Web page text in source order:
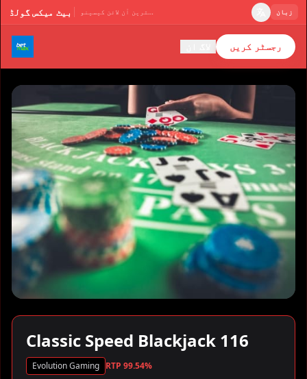
بیٹ میکس گولڈ پاکستان کا بہترین آن لائن کیسینو زبان
رجسٹر کریں
▶
Classic Speed Blackjack 116
Evolution Gaming RTP 99.54%